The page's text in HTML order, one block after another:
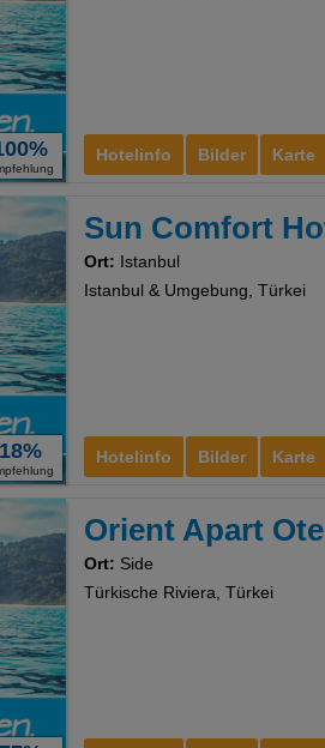
Hotelinfo Bilder Karte
18% Hotelinfo Bilder Karte
Sun Comfort
Ort: Istanbul
Istanbul & Umgebung, Türkei
Orient Apart Otel
Ort: Side
Türkische Riviera, Türkei